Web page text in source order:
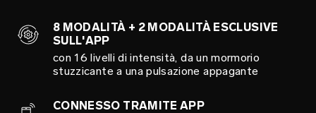
8 MODALITÀ + 2 MODALITÀ ESCLUSIVE
SULL'APP
con 16 livelli di intensità, da un mormorio
stuzzicante a una pulsazione appagante
CONNESSO TRAMITE APP